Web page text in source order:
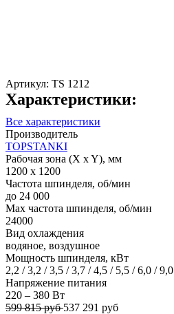
Артикул: TS 1212
Характеристики:
Все характеристики
Производитель
TOPSTANKI
Рабочая зона (X x Y), мм
1200 x 1200
Частота шпинделя, об/мин
до 24 000
Max частота шпинделя, об/мин
24000
Вид охлаждения
водяное, воздушное
Мощность шпинделя, кВт
2,2 / 3,2 / 3,5 / 3,7 / 4,5 / 5,5 / 6,0 / 9,0
Напряжение питания
220 – 380 Вт
599 815 руб537 291 руб